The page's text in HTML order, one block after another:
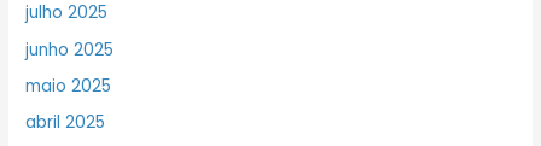
julho 2025
junho 2025
maio 2025
abril 2025